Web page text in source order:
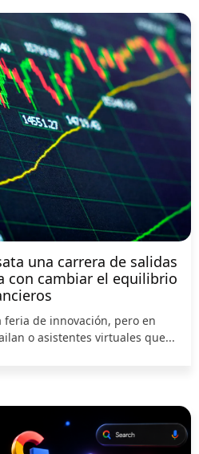
una carrera de salidas
con cambiar el equilibrio
de innovación, pero en
o asistentes virtuales que...